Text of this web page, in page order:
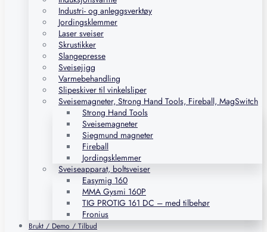
Industri- og anleggsverktøy
Jordingsklemmer
Laser sveiser
Skrustikker
Slangepresse
Sveisejigg
Varmebehandling
Slipeskiver til vinkelsliper
Sveisemagneter, Strong Hand Tools, Fireball, MagSwitch
Strong Hand Tools
Sveisemagneter
Siegmund magneter
Fireball
Jordingsklemmer
Sveiseapparat, boltsveiser
Easymig 160
MMA Gysmi 160P
TIG PROTIG 161 DC – med tilbehør
Fronius
Brukt / Demo / Tilbud